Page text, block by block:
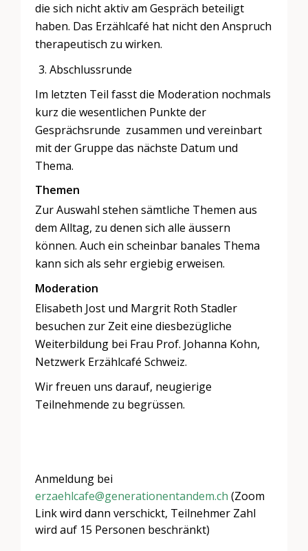
die sich nicht aktiv am Gespräch beteiligt
haben. Das Erzählcafé hat nicht den Anspruch
therapeutisch zu wirken.
Abschlussrunde
Im letzten Teil fasst die Moderation nochmals
kurz die wesentlichen Punkte der
Gesprächsrunde zusammen und vereinbart
mit der Gruppe das nächste Datum und
Thema.
Themen
Zur Auswahl stehen sämtliche Themen aus
dem Alltag, zu denen sich alle äussern
können. Auch ein scheinbar banales Thema
kann sich als sehr ergiebig erweisen.
Moderation
Elisabeth Jost und Margrit Roth Stadler
besuchen zur Zeit eine diesbezügliche
Weiterbildung bei Frau Prof. Johanna Kohn,
Netzwerk Erzählcafé Schweiz.
Wir freuen uns darauf, neugierige
Teilnehmende zu begrüssen.
Anmeldung bei
erzaehlcafe@generationentandem.ch (Zoom
Link wird dann verschickt, Teilnehmer Zahl
wird auf 15 Personen beschränkt)